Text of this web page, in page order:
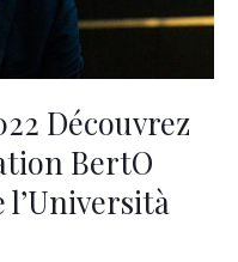
Découvrez
BertO
l’Università